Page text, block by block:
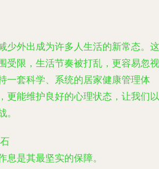
少外出成为许多人生活的新常态。这
受限，生活节奏被打乱，更容易忽视
一套科学、系统的居家健康管理体
更能维护良好的心理状态，让我们以
是其最坚实的保障。